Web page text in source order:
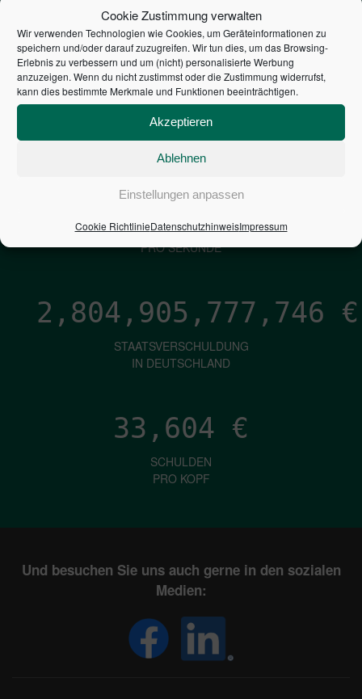
Cookie Zustimmung verwalten
Wir verwenden Technologien wie Cookies, um Geräteinformationen zu
speichern und/oder darauf zuzugreifen. Wir tun dies, um das Browsing-
Erlebnis zu verbessern und um (nicht) personalisierte Werbung
anzuzeigen. Wenn du nicht zustimmst oder die Zustimmung widerrufst,
kann dies bestimmte Merkmale und Funktionen beeinträchtigen.
Akzeptieren
Ablehnen
Einstellungen anpassen
Cookie RichtlinieDatenschutzhinweisImpressum
STEUERZAHLER
7,052€
NEUVERSCHULDUNG
PRO SEKUNDE
1,601€
ZINSEN
PRO SEKUNDE
2,804,905,778,600 €
STAATSVERSCHULDUNG
IN DEUTSCHLAND
33,604 €
SCHULDEN
PRO KOPF
Und besuchen Sie uns auch gerne in den sozialen
Medien: